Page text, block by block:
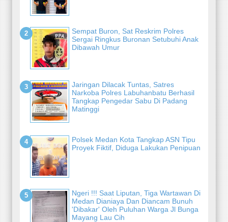
Sempat Buron, Sat Reskrim Polres
Sergai Ringkus Buronan Setubuhi Anak
Dibawah Umur
Jaringan Dilacak Tuntas, Satres
Narkoba Polres Labuhanbatu Berhasil
Tangkap Pengedar Sabu Di Padang
Matinggi
Polsek Medan Kota Tangkap ASN Tipu
Proyek Fiktif, Diduga Lakukan Penipuan
Ngeri !!! Saat Liputan, Tiga Wartawan Di
Medan Dianiaya Dan Diancam Bunuh
'Dibakar' Oleh Puluhan Warga Jl Bunga
Mayang Lau Cih